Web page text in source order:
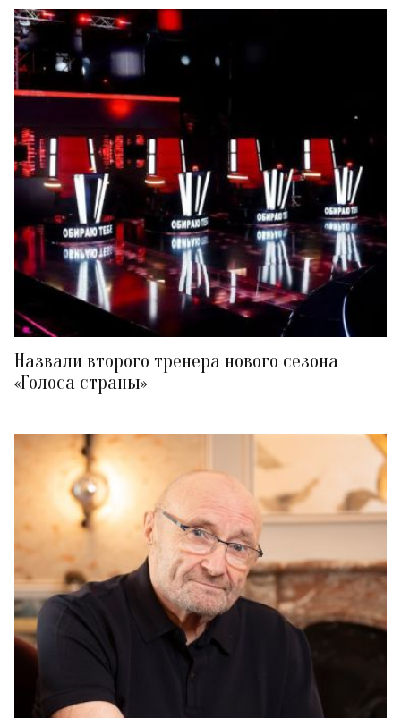
Назвали второго тренера нового сезона
«Голоса страны»